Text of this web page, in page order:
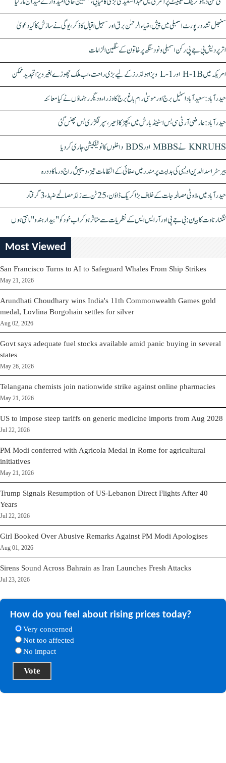
سنبھل تشدد رپورٹ اسمبلی میں پیش، ضیاء الرحمٰن برق اور سہیل اقبال کا ذکر، یوگی نے سازش کا کیا دعویٰ
اتر پردیش بی جے پی رکن اسمبلی ونود سنگھ پر خاتون کے سنگین الزامات
امریکہ میں H-1B اور L-1 ویزا ہولڈرز کے لیے بڑی راحت، اب ملک چھوڑے بغیر ویزا تجدید ممکن
حیدرآباد: سعیدآباد اسٹیل برج اور موسیٰ رام باغ برج کا وزراء و دیگر رہنماؤں نے کیا معائنہ
حیدرآباد: عارضی آر ٹی سی بس اسٹینڈ بارش میں کیچڑ کا ڈھیر، سپر لگژری بس پھنس گئی
KNRUHS نے MBBS اور BDS داخلوں کا نوٹیفکیشن جاری کر دیا
بیرسٹر اسدالدین اویسی کی ہدایت پر مندر میں صفائی کے انتظامات تیز، دیپیش راج ورما کا دورہ
حیدرآباد میں ملاوٹی مصالحہ جات کے خلاف بڑا کریک ڈاؤن، 25 ٹن سے زائد مصالحے ضبط، 3 گرفتار
کنگنا رناوت کا بیان: بی جے پی اور آر ایس ایس کے نظریات سے متاثر ہو کر اب خود کو "بیدار ہندو" مانتی ہوں
Most Viewed
San Francisco Turns to AI to Safeguard Whales From Ship Strikes
May 21, 2026
Arundhati Choudhary wins India's 11th Commonwealth Games gold
medal, Lovlina Borgohain settles for silver
Aug 02, 2026
Govt says adequate fuel stocks available amid panic buying in several
states
May 26, 2026
Telangana chemists join nationwide strike against online pharmacies
May 21, 2026
US to impose steep tariffs on generic medicine imports from Aug 2028
Jul 22, 2026
PM Modi conferred with Agricola Medal in Rome for agricultural
initiatives
May 21, 2026
Trump Signals Resumption of US-Lebanon Direct Flights After 40
Years
Jul 22, 2026
Girl Booked Over Abusive Remarks Against PM Modi Apologises
Aug 01, 2026
Sirens Sound Across Bahrain as Iran Launches Fresh Attacks
Jul 23, 2026
How do you feel about rising prices today?
Very concerned
Not too affected
No impact